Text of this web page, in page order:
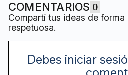
COMENTARIOS 0
Compartí tus ideas de forma
respetuosa.
Debes iniciar